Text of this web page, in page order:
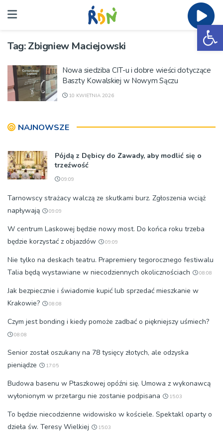
Tag:Zbigniew Maciejowski
Nowa siedziba CIT-u i dobre wieści dotyczące
Baszty Kowalskiej w Nowym Sączu
10 KWIETNIA 2026
NAJNOWSZE
Pójdą z Dębicy do Zawady, aby modlić się o
trzeźwość
09:09
Tarnowscy strażacy walczą ze skutkami burz. Zgłoszenia wciąż
napływają
09:09
W centrum Laskowej będzie nowy most. Do końca roku trzeba
będzie korzystać z objazdów
09:09
Nie tylko na deskach teatru. Prapremiery tegorocznego festiwalu
Talia będą wystawiane w niecodziennych okolicznościach
08:08
Jak bezpiecznie i świadomie kupić lub sprzedać mieszkanie w
Krakowie?
08:08
Czym jest bonding i kiedy pomoże zadbać o piękniejszy uśmiech?
08:08
Senior został oszukany na 78 tysięcy złotych, ale odzyska
pieniądze
17:05
Budowa basenu w Ptaszkowej opóźni się. Umowa z wykonawcą
wyłonionym w przetargu nie zostanie podpisana
15:03
To będzie niecodzienne widowisko w kościele. Spektakl oparty o
dzieła św. Teresy Wielkiej
15:03